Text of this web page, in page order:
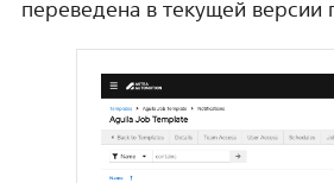
переведена в текущей версии